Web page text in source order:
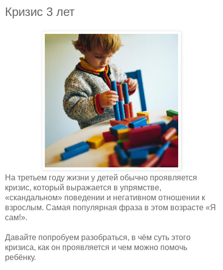
Кризис 3 лет
На третьем году жизни у детей обычно проявляется
кризис, который выражается в упрямстве,
«скандальном» поведении и негативном отношении к
взрослым. Самая популярная фраза в этом возрасте «Я
сам!».
Давайте попробуем разобраться, в чём суть этого
кризиса, как он проявляется и чем можно помочь
ребёнку.